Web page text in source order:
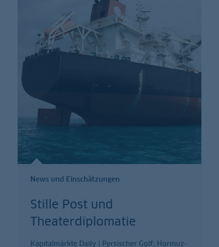
News und Einschätzungen
Stille Post und
Theaterdiplomatie
Kapitalmärkte Daily | Persischer Golf: Hormuz-